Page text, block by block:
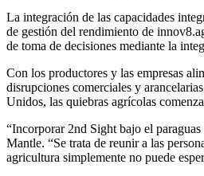
La integración de las capacidades
de gestión del rendimiento de
de toma de decisiones mediante la
Con los productores y las empresas
disrupciones comerciales y
Unidos, las quiebras agrícolas
“Incorporar 2nd Sight bajo el
Mantle. “Se trata de reunir a las
agricultura simplemente no puede